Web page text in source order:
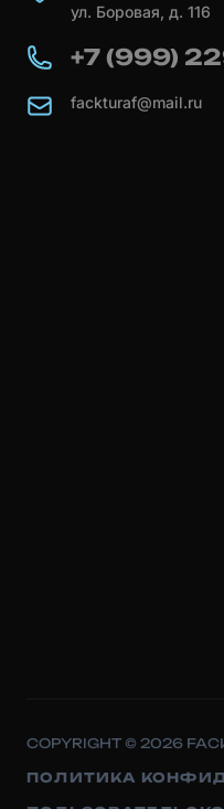
ул. Боровая, д. 116
+7 (999)
fackturaf@mail.ru
COPYRIGHT © 2026
ПОЛИТИКА